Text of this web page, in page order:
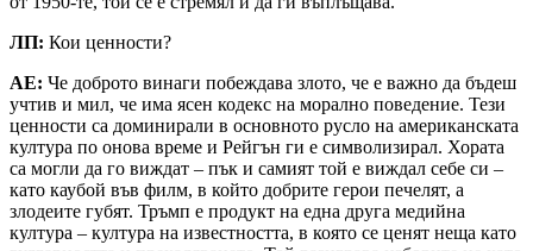
ЛП: Кои ценности?
АЕ: Че доброто винаги побеждава злото, че е важно да бъдеш
учтив и мил, че има ясен кодекс на морално поведение. Тези
ценности са доминирали в основното русло на американската
култура по онова време и Рейгън ги е символизирал. Хората
са могли да го виждат – пък и самият той е виждал себе си –
като каубой във филм, в който добрите герои печелят, а
злодеите губят. Тръмп е продукт на една друга медийна
култура – култура на известността, в която се ценят неща като